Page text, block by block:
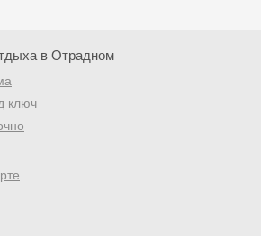
в Отрадном
ключ
−5%
Оставь почту и получи
на первое бронирование!